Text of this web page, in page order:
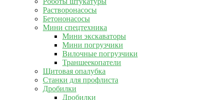
Растворонасосы
Бетононасосы
Мини спецтехника
Мини экскаваторы
Мини погрузчики
Вилочные погрузчики
Траншеекопатели
Щитовая опалубка
Станки для профлиста
Дробилки
Дробилки